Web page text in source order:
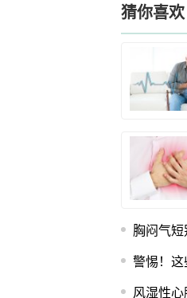
猜你喜欢
胸闷气
警惕！
风湿性心